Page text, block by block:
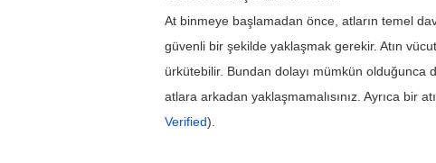
At binmeye başlamadan önce, atların temel
güvenli bir şekilde yaklaşmak gerekir. Atın
ürkütebilir. Bundan dolayı mümkün olduğunca
atlara arkadan yaklaşmamalısınız. Ayrıca bir
Verified).